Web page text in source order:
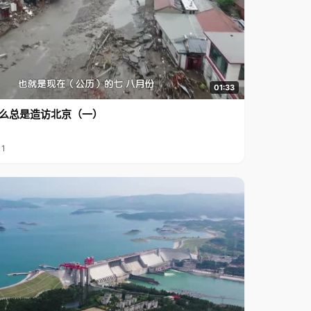
01:33
总是造访北京（一）